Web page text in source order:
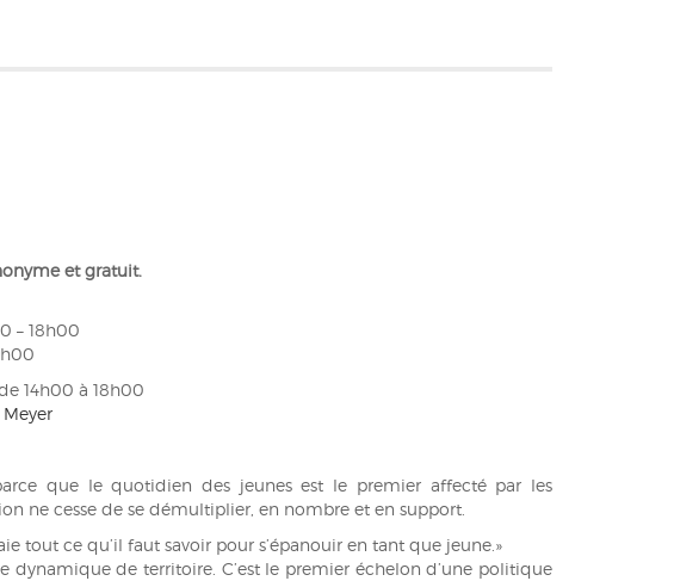
et gratuit.
– 18h00
14h00 à 18h00
que le quotidien des jeunes est le premier affecté par les
ne cesse de se démultiplier, en nombre et en support.
tout ce qu’il faut savoir pour s’épanouir en tant que jeune.»
dynamique de territoire. C’est le premier échelon d’une politique